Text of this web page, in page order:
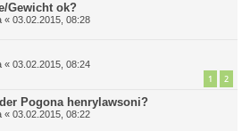
Gewicht ok?
« 03.02.2015, 08:28
« 03.02.2015, 08:24
1 2
Pogona henrylawsoni?
« 03.02.2015, 08:22